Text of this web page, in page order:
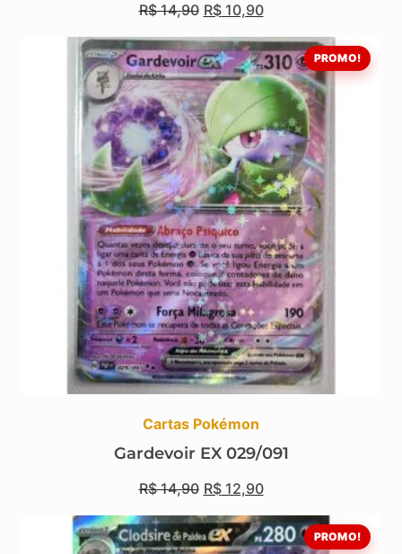
R$14,90 R$10,90
PROMO!
Cartas Pokémon
Gardevoir EX 029/091
R$14,90 R$12,90
PROMO!